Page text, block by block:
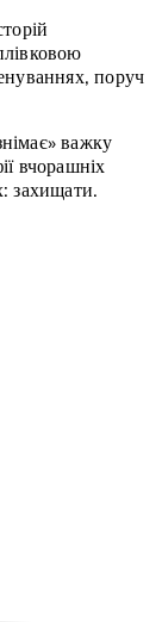
поруч
важку
вчорашніх
захищати.